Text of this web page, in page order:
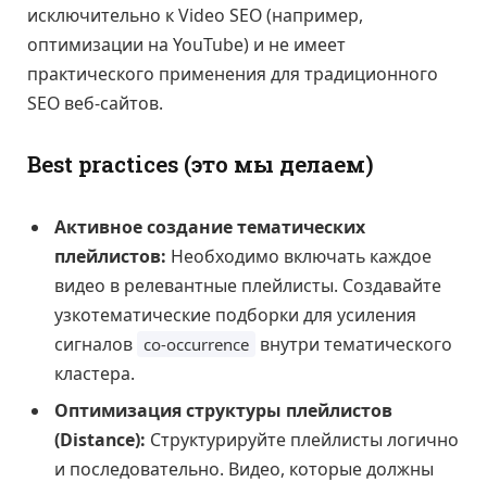
исключительно к Video SEO (например,
оптимизации на YouTube) и не имеет
практического применения для традиционного
SEO веб-сайтов.
Best practices (это мы делаем)
Активное создание тематических
плейлистов: Необходимо включать каждое
видео в релевантные плейлисты. Создавайте
узкотематические подборки для усиления
сигналов co-occurrence внутри тематического
кластера.
Оптимизация структуры плейлистов
(Distance): Структурируйте плейлисты логично
и последовательно. Видео, которые должны